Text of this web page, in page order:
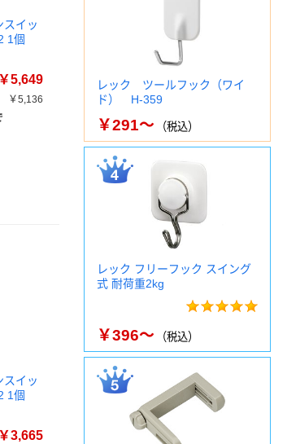
スイッ
1個
￥5,649
￥5,136
スイッ
1個
￥3,665
レック ツールフック（ワイ
ド） H-359
￥291～ （税込）
レック フリーフック スイング
式 耐荷重2kg
￥396～ （税込）